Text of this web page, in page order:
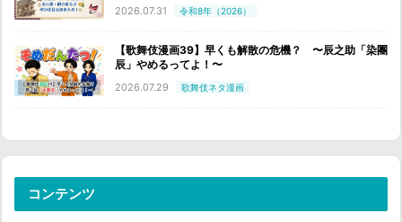
2026.07.31 令和8年（2026）
【歌舞伎漫画39】早くも解散の危機？ 〜辰之助「染團
辰」やめるってよ！〜
2026.07.29 歌舞伎ネタ漫画
コンテンツ